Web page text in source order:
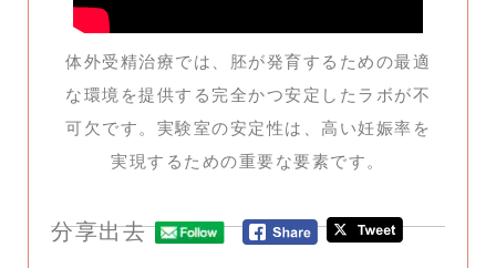
体外受精治療では、胚が発育するための最適
な環境を提供する完全かつ安定したラボが不
可欠です。実験室の安定性は、高い妊娠率を
実現するための重要な要素です。
分享出去